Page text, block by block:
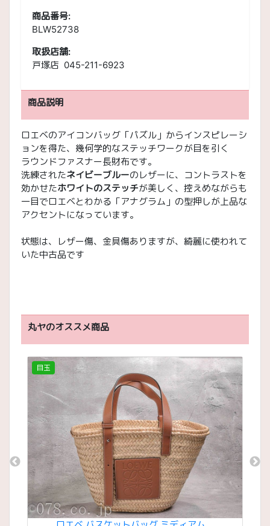
商品番号:
BLW52738
取扱店舗:
戸塚店 045-211-6923
商品説明
ロエベのアイコンバッグ「パズル」からインスピレーシ
ョンを得た、幾何学的なステッチワークが目を引く
ラウンドファスナー長財布です。
洗練されたネイビーブルーのレザーに、コントラストを
効かせたホワイトのステッチが美しく、控えめながらも
一目でロエベとわかる「アナグラム」の型押しが上品な
アクセントになっています。
状態は、レザー傷、金具傷ありますが、綺麗に使われて
いた中古品です
丸ヤのオススメ商品
目玉